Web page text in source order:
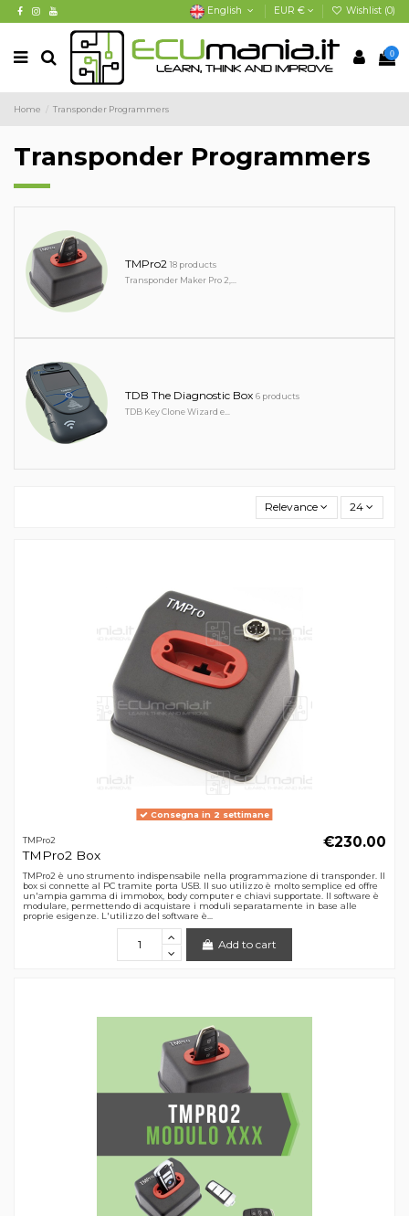
English EUR € Wishlist (0)
0
Home Transponder Programmers
Transponder Programmers
TMPro218 products
Transponder Maker Pro 2,...
TDB The Diagnostic Box 6 products
TDB Key Clone Wizard e...
Relevance 24
Consegna in 2 settimane
TMPro2
TMPro2 Box
€230.00
TMPro2 è uno strumento indispensabile nella programmazione di transponder. Il
box si connette al PC tramite porta USB. Il suo utilizzo è molto semplice ed offre
un'ampia gamma di immobox, body computer e chiavi supportate. Il software è
modulare, permettendo di acquistare i moduli separatamente in base alle
proprie esigenze. L'utilizzo del software è...
Add to cart